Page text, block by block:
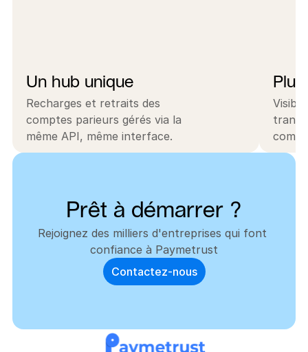
Un hub unique
Recharges et retraits des
comptes parieurs gérés via la
même API, même interface.
Prêt à démarrer ?
Rejoignez des milliers d'entreprises qui font
confiance à Paymetrust
Contactez-nous